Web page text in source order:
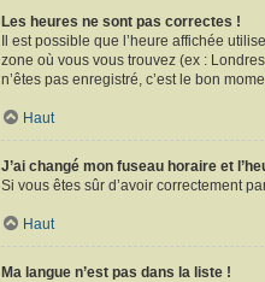
Les heures ne sont pas correctes !
Il est possible que l’heure affichée
zone où vous vous trouvez (ex :
n’êtes pas enregistré, c’est le bon
Haut
J’ai changé mon fuseau horaire et
Si vous êtes sûr d’avoir correctement
Haut
Ma langue n’est pas dans la liste !